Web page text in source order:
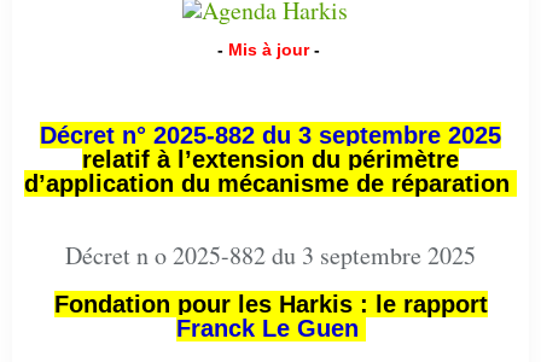
- Mis à jour -
Décret n° 2025-882 du 3 septembre 2025
relatif à l’extension du périmètre
d’application du mécanisme de réparation
Décret n o 2025-882 du 3 septembre 2025
Fondation pour les Harkis : le rapport
Franck Le Guen